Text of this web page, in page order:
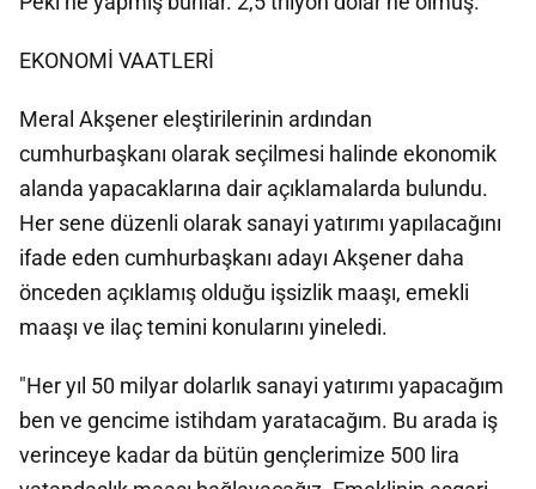
EKONOMİ VAATLERİ
Meral Akşener eleştirilerinin ardından
cumhurbaşkanı olarak seçilmesi halinde ekonomik
alanda yapacaklarına dair açıklamalarda bulundu.
Her sene düzenli olarak sanayi yatırımı yapılacağını
ifade eden cumhurbaşkanı adayı Akşener daha
önceden açıklamış olduğu işsizlik maaşı, emekli
maaşı ve ilaç temini konularını yineledi.
"Her yıl 50 milyar dolarlık sanayi yatırımı yapacağım
ben ve gencime istihdam yaratacağım. Bu arada iş
verinceye kadar da bütün gençlerimize 500 lira